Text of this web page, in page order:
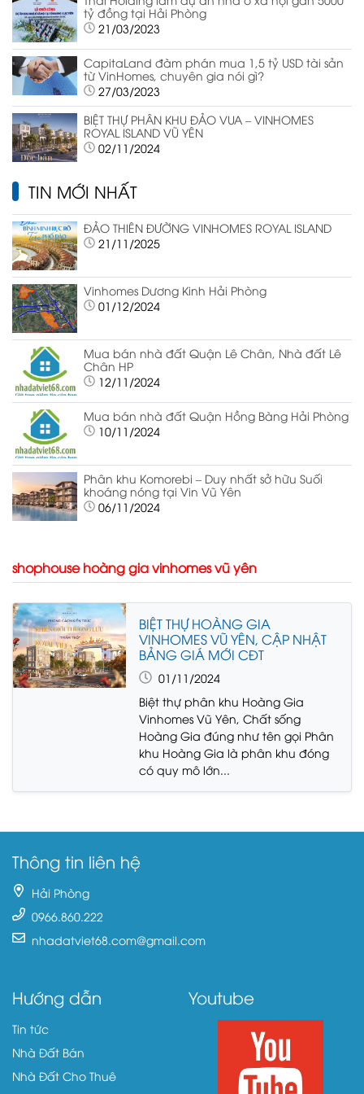
tỷ đồng tại Hải Phòng
21/03/2023
CapitaLand đàm phán mua 1,5 tỷ USD tài sản
từ VinHomes, chuyên gia nói gì?
27/03/2023
BIỆT THỰ PHÂN KHU ĐẢO VUA – VINHOMES
ROYAL ISLAND VŨ YÊN
02/11/2024
TIN MỚI NHẤT
ĐẢO THIÊN ĐƯỜNG VINHOMES ROYAL ISLAND
21/11/2025
Vinhomes Dương Kinh Hải Phòng
01/12/2024
Mua bán nhà đất Quận Lê Chân, Nhà đất Lê
Chân HP
12/11/2024
Mua bán nhà đất Quận Hồng Bàng Hải Phòng
10/11/2024
Phân khu Komorebi – Duy nhất sở hữu Suối
khoáng nóng tại Vin Vũ Yên
06/11/2024
shophouse hoàng gia vinhomes vũ yên
BIỆT THỰ HOÀNG GIA
VINHOMES VŨ YÊN, CẬP NHẬT
BẢNG GIÁ MỚI CĐT
01/11/2024
Biệt thự phân khu Hoàng Gia
Vinhomes Vũ Yên, Chất sống
Hoàng Gia đúng như tên gọi Phân
khu Hoàng Gia là phân khu đóng
có quy mô lớn...
Thông tin liên hệ
Hải Phòng
0966.860.222
nhadatviet68.com@gmail.com
Hướng dẫn
Tin tức
Nhà Đất Bán
Nhà Đất Cho Thuê
Youtube